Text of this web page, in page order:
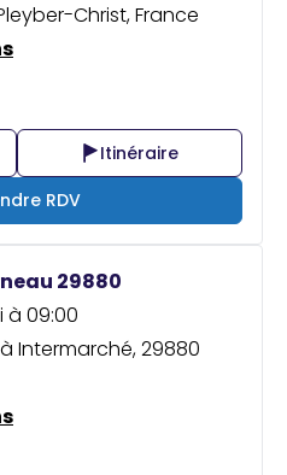
Christ, France
Itinéraire
RDV
29880
à 09:00
Intermarché, 29880